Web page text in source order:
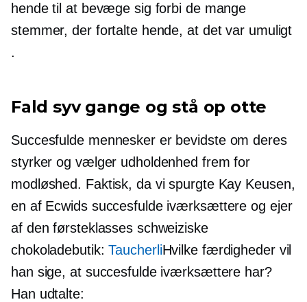
hende til at bevæge sig forbi de mange
stemmer, der fortalte hende, at det var umuligt
.
Fald syv gange og stå op otte
Succesfulde mennesker er bevidste om deres
styrker og vælger udholdenhed frem for
modløshed. Faktisk, da vi spurgte Kay Keusen,
en af ​​Ecwids succesfulde iværksættere og ejer
af den førsteklasses schweiziske
chokoladebutik:TaucherliHvilke færdigheder vil
han sige, at succesfulde iværksættere har?
Han udtalte: